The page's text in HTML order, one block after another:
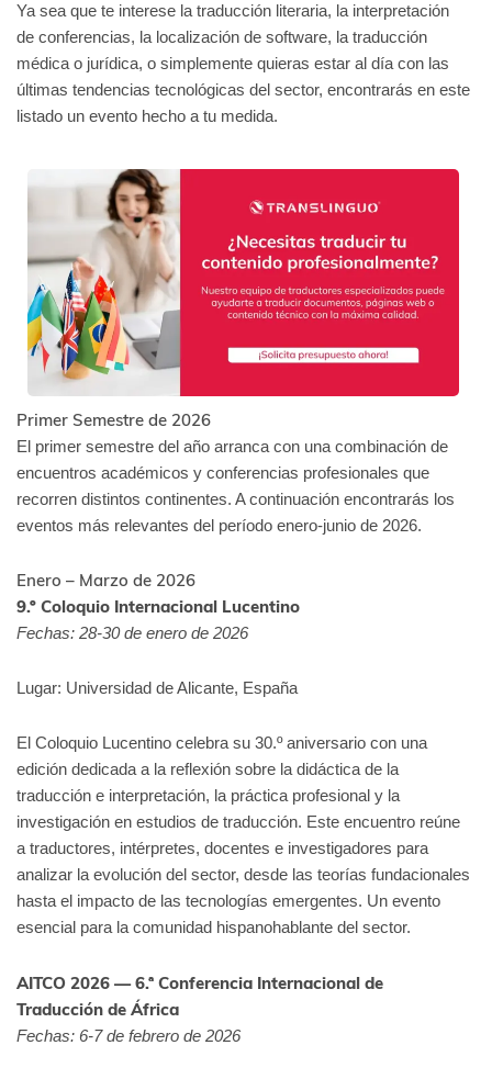
Ya sea que te interese la traducción literaria, la interpretación
de conferencias, la localización de software, la traducción
médica o jurídica, o simplemente quieras estar al día con las
últimas tendencias tecnológicas del sector, encontrarás en este
listado un evento hecho a tu medida.
Primer Semestre de 2026
El primer semestre del año arranca con una combinación de
encuentros académicos y conferencias profesionales que
recorren distintos continentes. A continuación encontrarás los
eventos más relevantes del período enero-junio de 2026.
Enero – Marzo de 2026
9.º Coloquio Internacional Lucentino
Fechas: 28-30 de enero de 2026
Lugar: Universidad de Alicante, España
El Coloquio Lucentino celebra su 30.º aniversario con una
edición dedicada a la reflexión sobre la didáctica de la
traducción e interpretación, la práctica profesional y la
investigación en estudios de traducción. Este encuentro reúne
a traductores, intérpretes, docentes e investigadores para
analizar la evolución del sector, desde las teorías fundacionales
hasta el impacto de las tecnologías emergentes. Un evento
esencial para la comunidad hispanohablante del sector.
AITCO 2026 — 6.ª Conferencia Internacional de
Traducción de África
Fechas: 6-7 de febrero de 2026